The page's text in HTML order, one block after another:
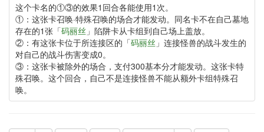
这个卡名的①③的效果1回合各能使用1次。
①：这张卡召唤·特殊召唤的场合才能发动。同名卡不在自己墓地
存在的1张「码丽丝 」陷阱卡从卡组到自己场上盖放。
②：有这张卡位于所连接区的「码丽丝 」连接怪兽的战斗发生的
对自己的战斗伤害变成0。
③：这张卡被除外的场合，支付300基本分才能发动。这张卡特
殊召唤。这个回合，自己不是连接怪兽不能从额外卡组特殊召
唤。